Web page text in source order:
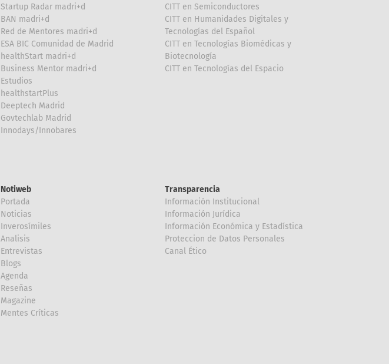
Startup Radar madri+d
BAN madri+d
Red de Mentores madri+d
ESA BIC Comunidad de Madrid
healthStart madri+d
Business Mentor madri+d
Estudios
healthstartPlus
Deeptech Madrid
Govtechlab Madrid
Innodays/Innobares
CITT en Semiconductores
CITT en Humanidades Digitales y
Tecnologías del Español
CITT en Tecnologías Biomédicas y
Biotecnología
CITT en Tecnologías del Espacio
Notiweb
Portada
Noticias
Inverosímiles
Analisis
Entrevistas
Blogs
Agenda
Reseñas
Magazine
Mentes Críticas
Transparencia
Información Institucional
Información Jurídica
Información Económica y Estadística
Proteccion de Datos Personales
Canal Ético